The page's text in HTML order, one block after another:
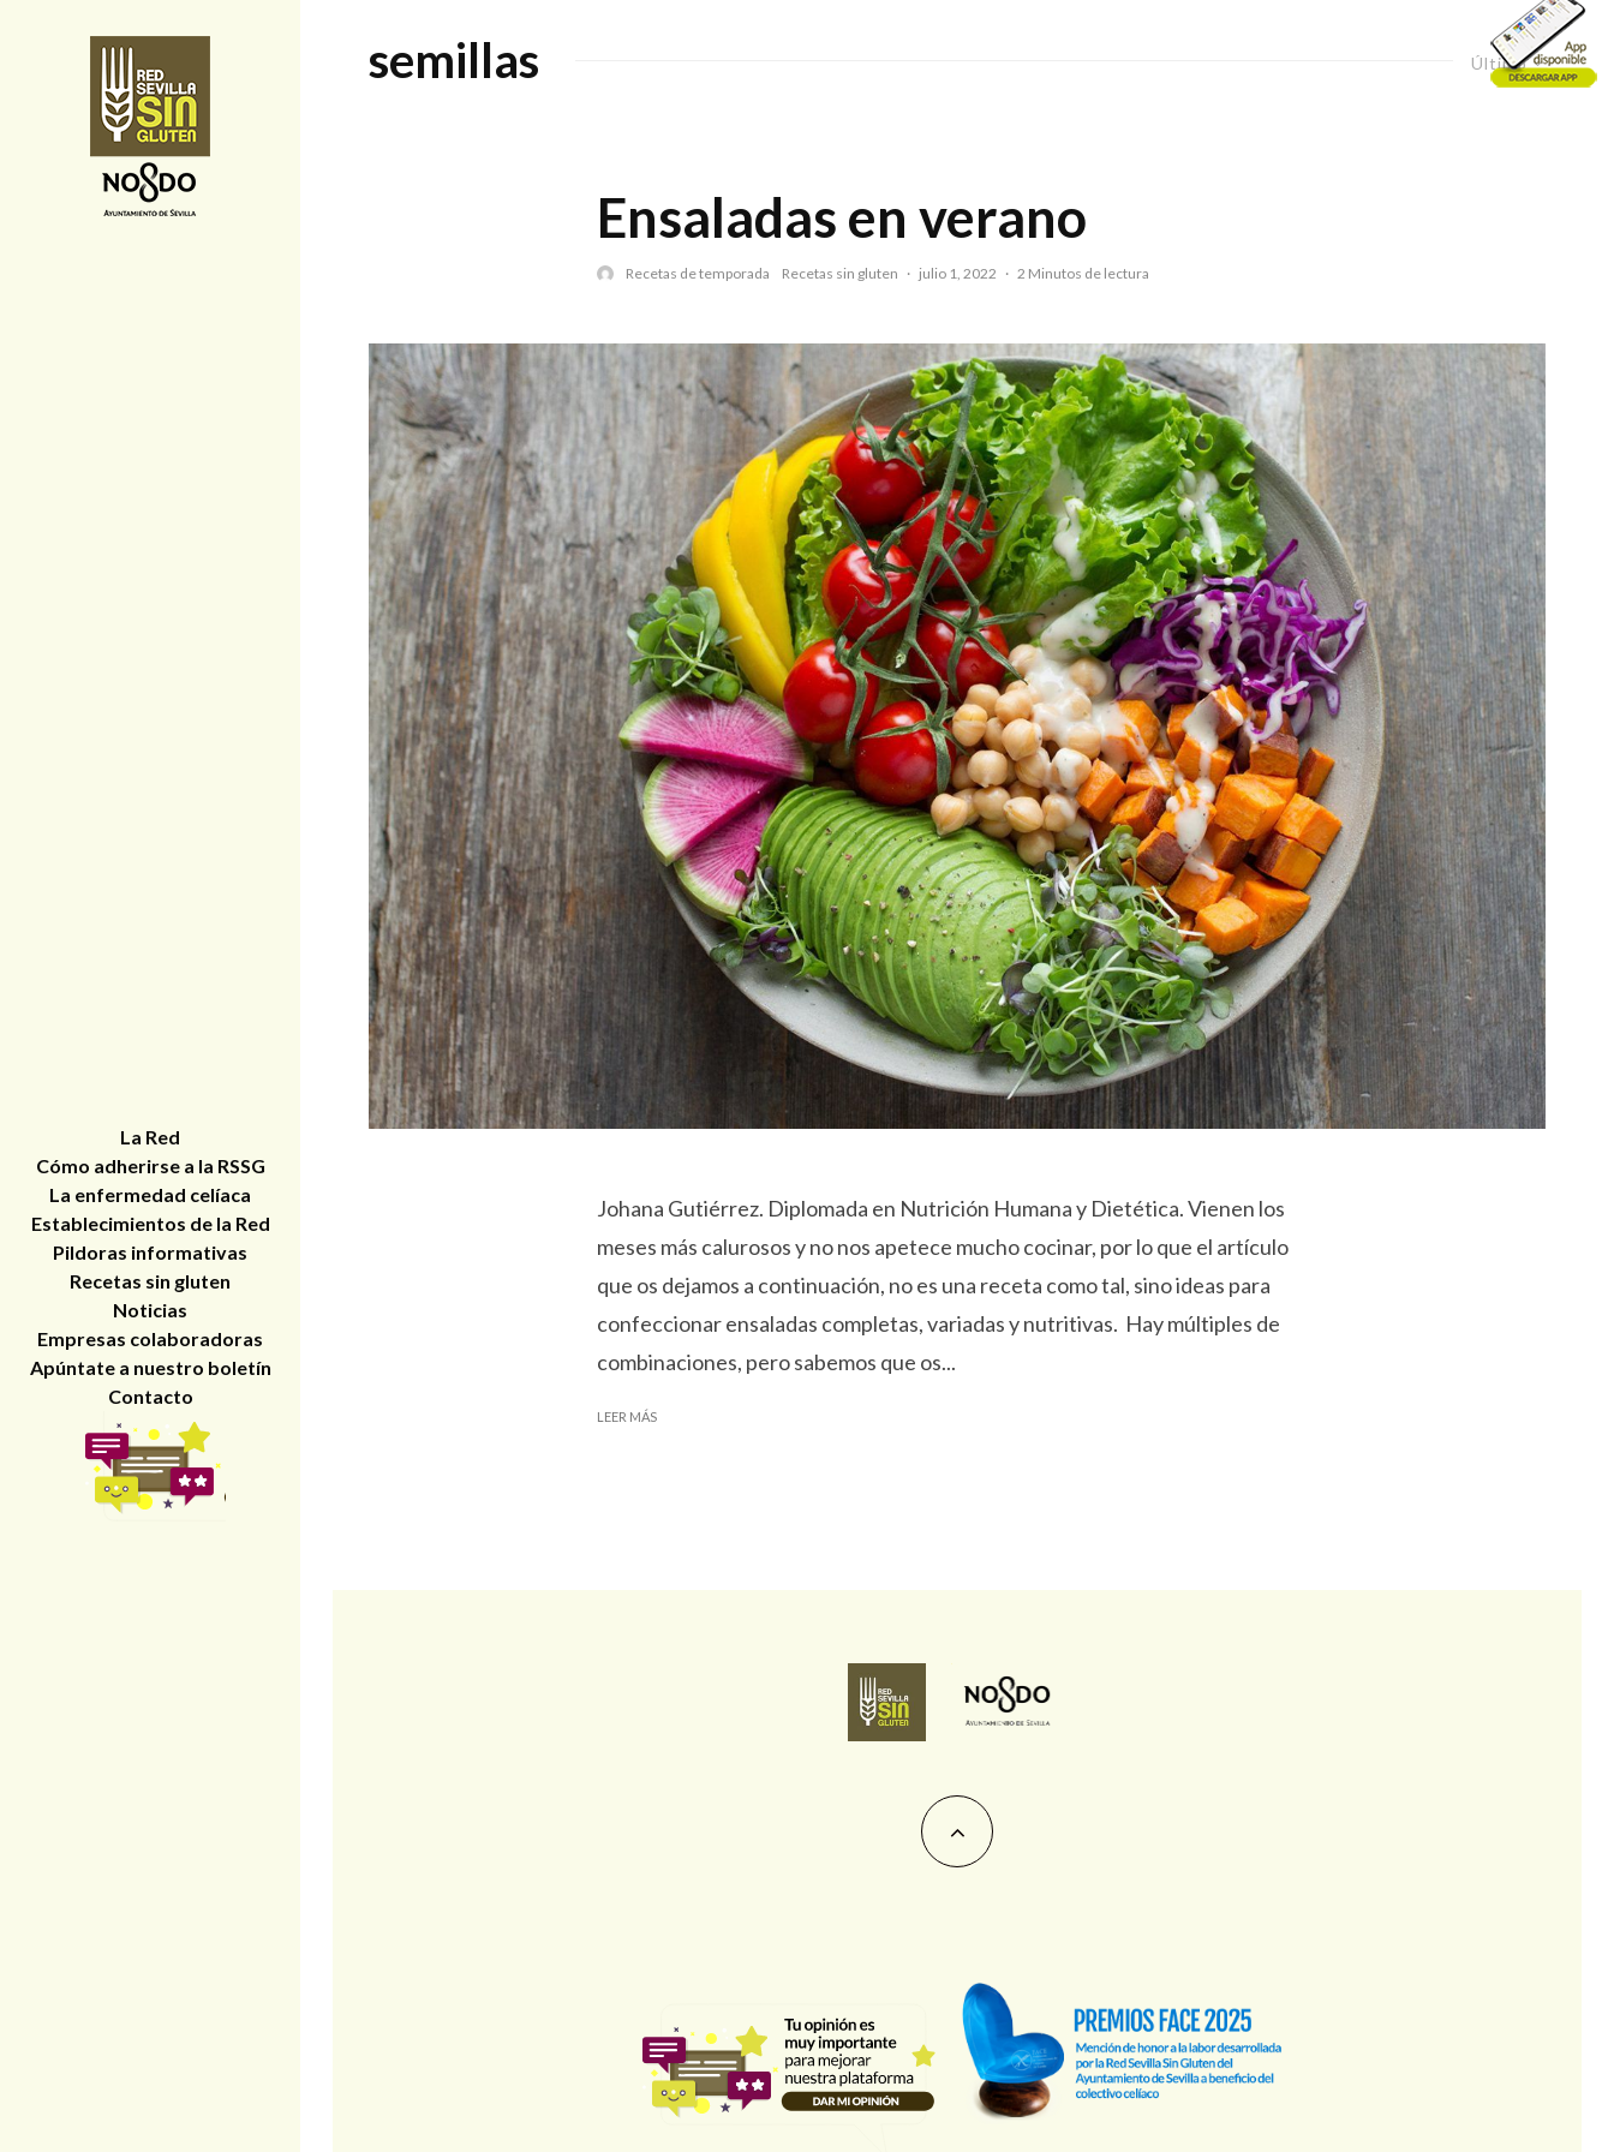
Último
semillas
Ensaladas en verano
Recetas de temporada Recetas sin gluten · julio 1, 2022 · 2 Minutos de lectura
Johana Gutiérrez. Diplomada en Nutrición Humana y Dietética. Vienen los
meses más calurosos y no nos apetece mucho cocinar, por lo que el artículo
que os dejamos a continuación, no es una receta como tal, sino ideas para
confeccionar ensaladas completas, variadas y nutritivas. Hay múltiples de
combinaciones, pero sabemos que os...
LEER MÁS
La Red
Cómo adherirse a la RSSG
La enfermedad celíaca
Establecimientos de la Red
Pildoras informativas
Recetas sin gluten
Noticias
Empresas colaboradoras
Apúntate a nuestro boletín
Contacto